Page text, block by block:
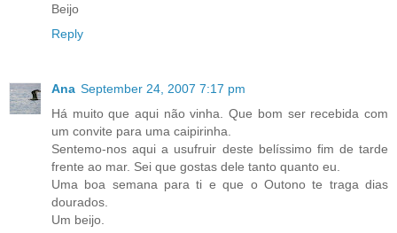
Beijo
Reply
Ana September 24, 2007 7:17 pm
Há muito que aqui não vinha. Que bom ser recebida com
um convite para uma caipirinha.
Sentemo-nos aqui a usufruir deste belíssimo fim de tarde
frente ao mar. Sei que gostas dele tanto quanto eu.
Uma boa semana para ti e que o Outono te traga dias
dourados.
Um beijo.